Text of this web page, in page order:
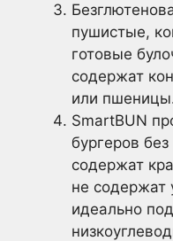
пушистые,
готовые
содержат
или
SmartBUN
бургеров
содержат
не содержат
идеально